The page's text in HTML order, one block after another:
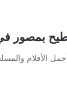
بمصور